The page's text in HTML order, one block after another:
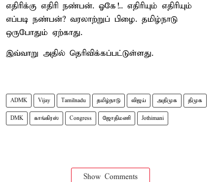
எதிரிக்கு எதிரி நண்பன். ஓகே!.. எதிரியும் எதிரியும்
எப்படி நண்பன்? வரலாற்றுப் பிழை. தமிழ்நாடு
ஒருபோதும் ஏற்காது.
இவ்வாறு அதில் தெரிவிக்கப்பட்டுள்ளது.
ADMK Vijay Tamilnadu தமிழ்நாடு விஜய் அதிமுக திமுக
DMK காங்கிரஸ் Congress ஜோதிமணி Jothimani
Show Comments